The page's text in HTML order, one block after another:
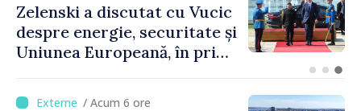
Bulgaria: Ambasadoarea
Ucrainei, convocată la
Ministerul de Externe în
/ Acum 6 ore